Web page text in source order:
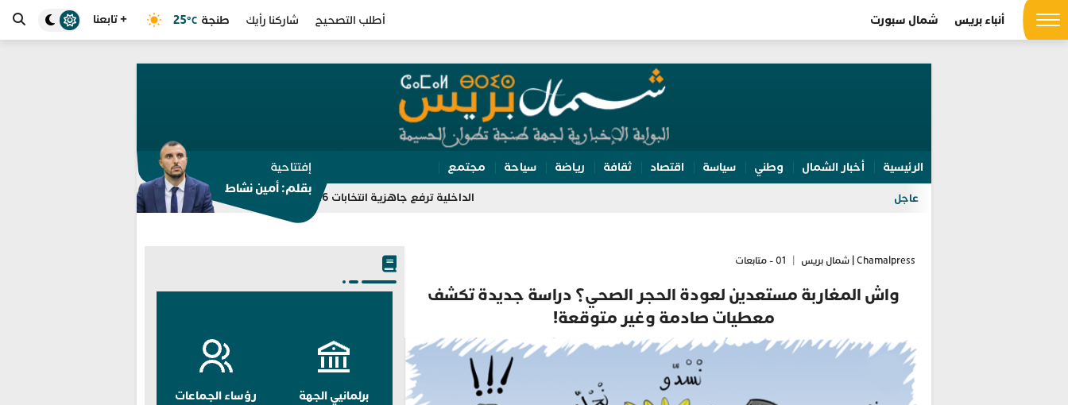
أنباء بريس شمال سبورت أطلب التصحيح شاركنا رأيك طنجة 25 °C + تابعنا
الرئيسية أخبار الشمال وطني سياسة اقتصاد ثقافة رياضة سياحة مجتمع
عاجل الداخلية ترفع جاهزية انتخابات 2026.. تفتيش مراكز الاقتراع وتعبئة 350 ألف مؤطر
إفتتاحية
بقلم: أمين نشاط
Chamalpress | شمال بريس 01 - متابعات
واش المغاربة مستعدين لعودة الحجر الصحي؟ دراسة جديدة تكشف
معطيات صادمة وغير متوقعة!
برلمانيي الجهة رؤساء الجماعات